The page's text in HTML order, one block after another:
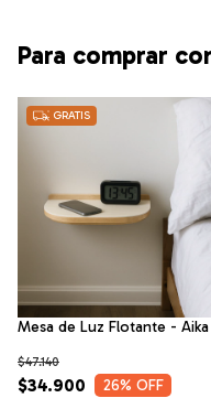
Para comprar
GRATIS
Mesa de Luz Flotante - Aika
$34.900
$47.140
26% OFF